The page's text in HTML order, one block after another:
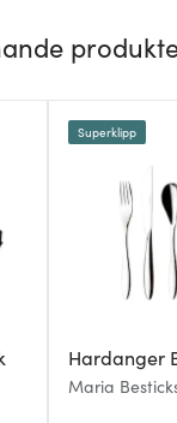
Hardanger
Maria
Superklipp